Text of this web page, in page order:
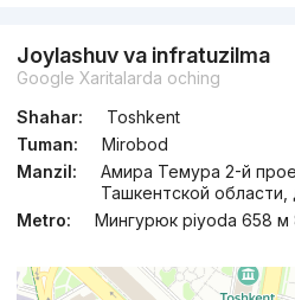
Joylashuv va infratuzilma
Google Xaritalarda oching
Shahar:
Toshkent
Tuman:
Mirobod
Manzil:
Амира Темура 2-й
Ташкентской области,
Metro:
Мингурюк piyoda 658 м